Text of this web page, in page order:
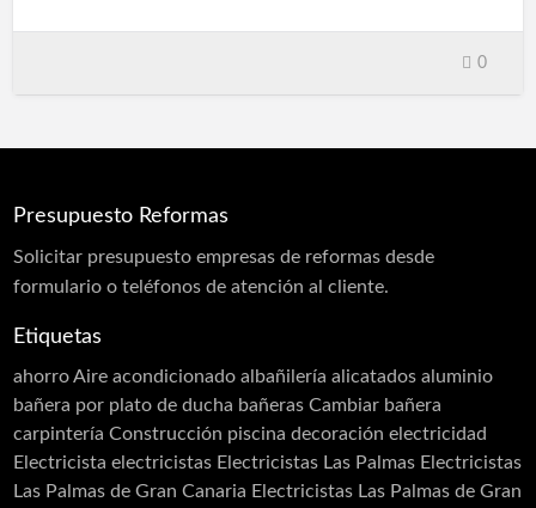
La mayoría de los productos son recubrimientos ó
manchas, suciedad, evita la formación de
UV, evita la formación de hielo. Esto hace que los
gastemos menos agua y menos productos químicos.
Proporcionar en todo momento un servicio eficaz al
cliente, poniendo a disposición del usua…
0
Presupuesto Reformas
Solicitar presupuestoempresas de reformas desde
formulario o teléfonos de atención al cliente.
Etiquetas
ahorro Aire acondicionado albañilería alicatados aluminio
bañera por plato de ducha bañeras Cambiar bañera
carpintería Construcción piscina decoración electricidad
Electricista electricistas Electricistas Las Palmas Electricistas
Las Palmas de Gran Canaria Electricistas Las Palmas de Gran